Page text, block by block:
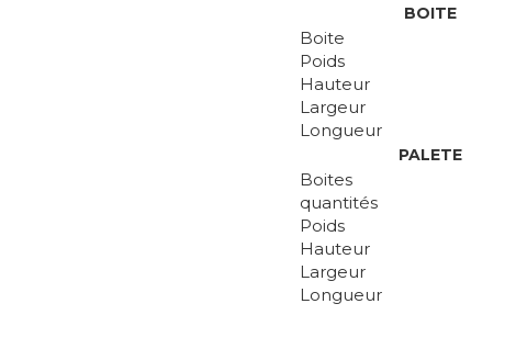
BOITE
Boite
Poids
Hauteur
Largeur
Longueur
PALETE
Boites
quantités
Poids
Hauteur
Largeur
Longueur